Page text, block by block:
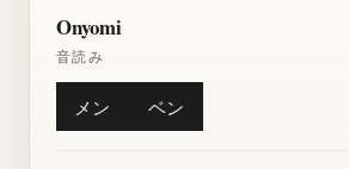
Onyomi
音読み
メン ベン